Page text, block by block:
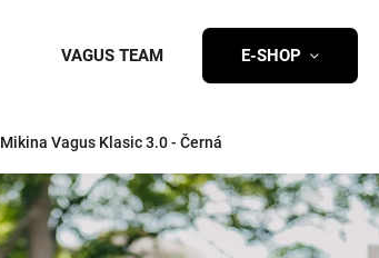
VAGUS TEAM E-SHOP
Mikina Vagus Klasic 3.0 - Černá